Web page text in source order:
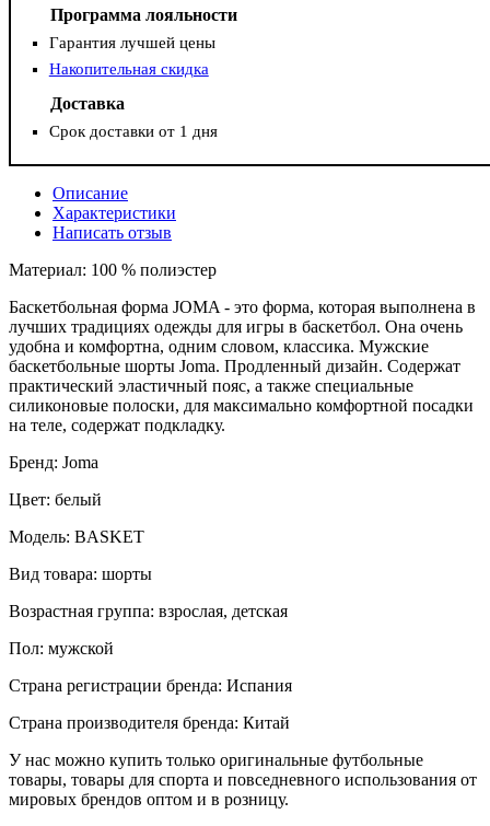
Программа лояльности
Гарантия лучшей цены
Накопительная скидка
Доставка
Срок доставки от 1 дня
Описание
Характеристики
Написать отзыв
Материал: 100 % полиэстер
Баскетбольная форма JOMA - это форма, которая выполнена в
лучших традициях одежды для игры в баскетбол. Она очень
удобна и комфортна, одним словом, классика. Мужские
баскетбольные шорты Joma. Продленный дизайн. Содержат
практический эластичный пояс, а также специальные
силиконовые полоски, для максимально комфортной посадки
на теле, содержат подкладку.
Бренд: Joma
Цвет: белый
Модель: BASKET
Вид товара: шорты
Возрастная группа: взрослая, детская
Пол: мужской
Страна регистрации бренда: Испания
Страна производителя бренда: Китай
У нас можно купить только оригинальные футбольные
товары, товары для спорта и повседневного использования от
мировых брендов оптом и в розницу.